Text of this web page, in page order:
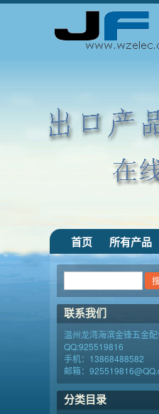
首页 所有产品
联系我们
温州龙湾海滨金锋五金
QQ:925519816
手机：13868488582
邮箱：
分类目录